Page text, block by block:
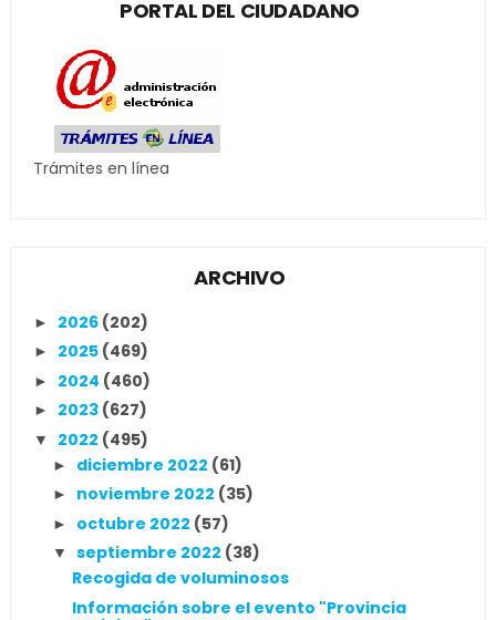
PORTAL DEL CIUDADANO
Trámites en línea
ARCHIVO
► 2026 (202)
► 2025 (469)
► 2024 (460)
► 2023 (627)
▼ 2022 (495)
► diciembre 2022 (61)
► noviembre 2022 (35)
► octubre 2022 (57)
▼ septiembre 2022 (38)
Recogida de voluminosos
Información sobre el evento "Provincia